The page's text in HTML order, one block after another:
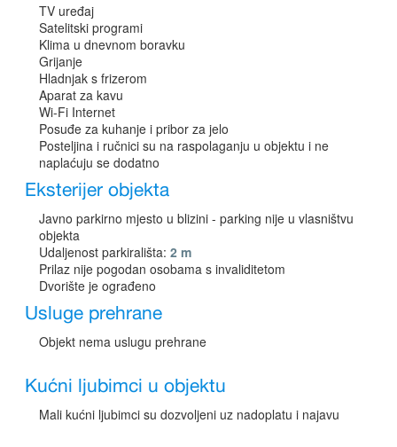
TV uređaj
Satelitski programi
Klima u dnevnom boravku
Grijanje
Hladnjak s frizerom
Aparat za kavu
Wi-Fi Internet
Posuđe za kuhanje i pribor za jelo
Posteljina i ručnici su na raspolaganju u objektu i ne
naplaćuju se dodatno
Eksterijer objekta
Javno parkirno mjesto u blizini - parking nije u vlasništvu
objekta
Udaljenost parkirališta: 2 m
Prilaz nije pogodan osobama s invaliditetom
Dvorište je ograđeno
Usluge prehrane
Objekt nema uslugu prehrane
Kućni ljubimci u objektu
Mali kućni ljubimci su dozvoljeni uz nadoplatu i najavu